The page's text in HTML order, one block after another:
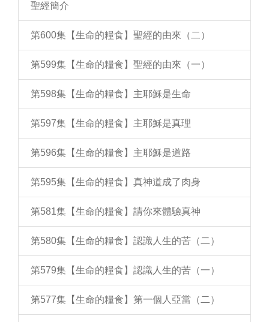
聖經簡介
第600集【生命的糧食】聖經的由來（二）
第599集【生命的糧食】聖經的由來（一）
第598集【生命的糧食】主耶穌是生命
第597集【生命的糧食】主耶穌是真理
第596集【生命的糧食】主耶穌是道路
第595集【生命的糧食】真神道成了肉身
第581集【生命的糧食】請你來體驗真神
第580集【生命的糧食】認識人生的苦（二）
第579集【生命的糧食】認識人生的苦（一）
第577集【生命的糧食】第一個人亞當（二）